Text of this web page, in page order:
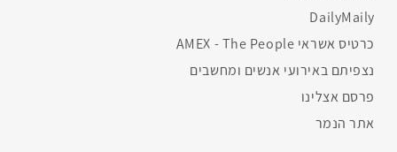
DailyMaily
כרטיס אשראי AMEX - The People
נצפיתם באירועי אנשים ומחשבים
פרסם אצלינו
אתר הנמר